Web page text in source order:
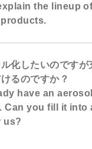
the lineup
products.
化したいのですが
るのですか？
have an
Can you fill it into
us?